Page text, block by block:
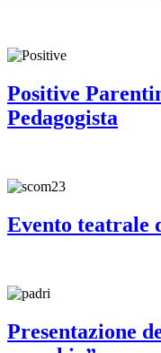
Positive
Pedagogista
Evento teatrale
Presentazione